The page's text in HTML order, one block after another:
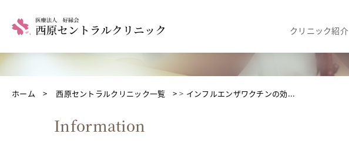
クリニック紹介
ホーム 西原セントラルクリニック一覧 インフルエンザワクチンの効...
Information